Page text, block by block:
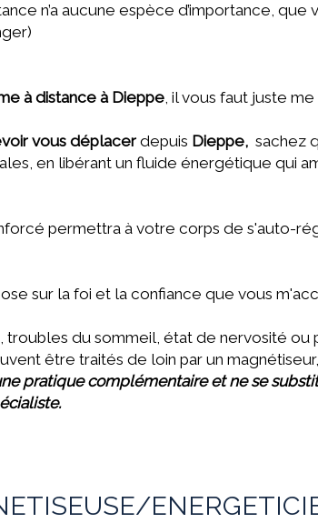
n’a aucune espèce d’importance, que
à distance à Dieppe, il vous faut juste
vous déplacer depuis Dieppe, sachez
en libérant un fluide énergétique qui
permettra à votre corps de s'auto-
sur la foi et la confiance que vous
troubles du sommeil, état de nervosité ou
être traités de loin par un
pratique complémentaire et ne se